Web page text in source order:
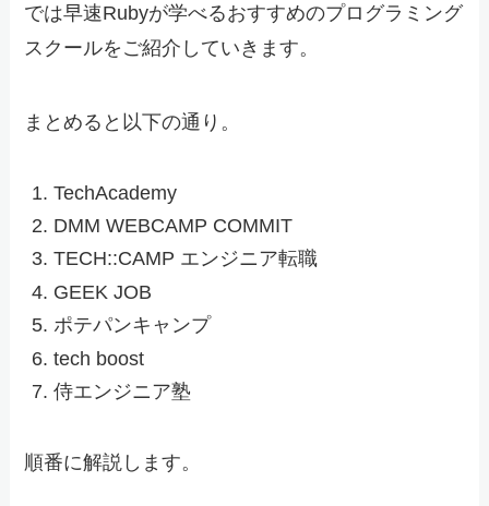
では早速Rubyが学べるおすすめのプログラミング
スクールをご紹介していきます。
まとめると以下の通り。
TechAcademy
DMM WEBCAMP COMMIT
TECH::CAMP エンジニア転職
GEEK JOB
ポテパンキャンプ
tech boost
侍エンジニア塾
順番に解説します。